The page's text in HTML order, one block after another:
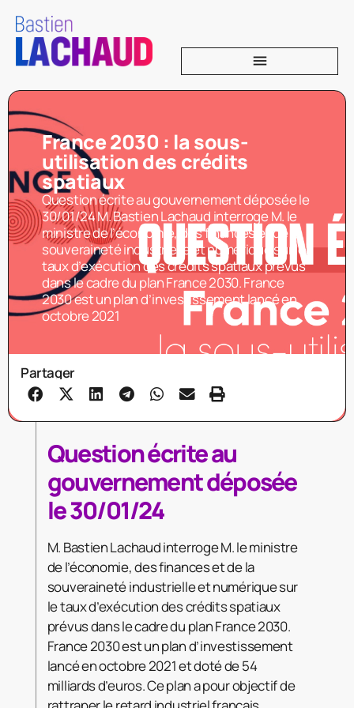
France 2030 : la sous-
utilisation des crédits
spatiaux
Question écrite au gouvernement déposée le
30/01/24 M. Bastien Lachaud interroge M. le
ministre de l’économie, des finances et de la
souveraineté industrielle et numérique sur le
taux d’exécution des crédits spatiaux prévus
dans le cadre du plan France 2030. France
2030 est un plan d’investissement lancé en
octobre 2021
Partager
Question écrite au
gouvernement déposée
le 30/01/24
M. Bastien Lachaud interroge M. le ministre
de l’économie, des finances et de la
souveraineté industrielle et numérique sur
le taux d’exécution des crédits spatiaux
prévus dans le cadre du plan France 2030.
France 2030 est un plan d’investissement
lancé en octobre 2021 et doté de 54
milliards d’euros. Ce plan a pour objectif de